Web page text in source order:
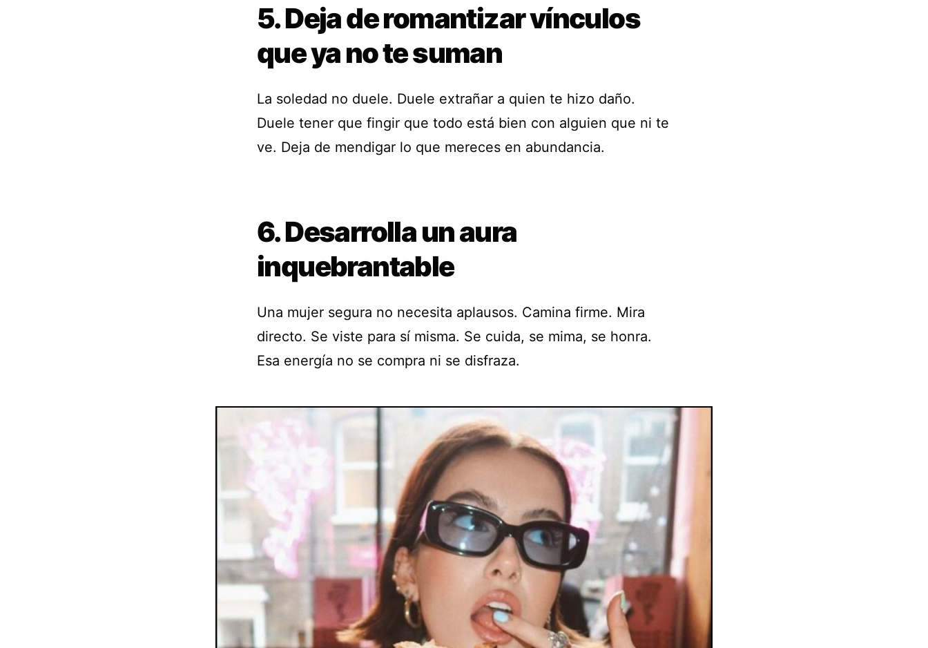
5. Deja de romantizar vínculos
que ya no te suman
La soledad no duele. Duele extrañar a quien te hizo daño.
Duele tener que fingir que todo está bien con alguien que ni te
ve. Deja de mendigar lo que mereces en abundancia.
6. Desarrolla un aura
inquebrantable
Una mujer segura no necesita aplausos. Camina firme. Mira
directo. Se viste para sí misma. Se cuida, se mima, se honra.
Esa energía no se compra ni se disfraza.